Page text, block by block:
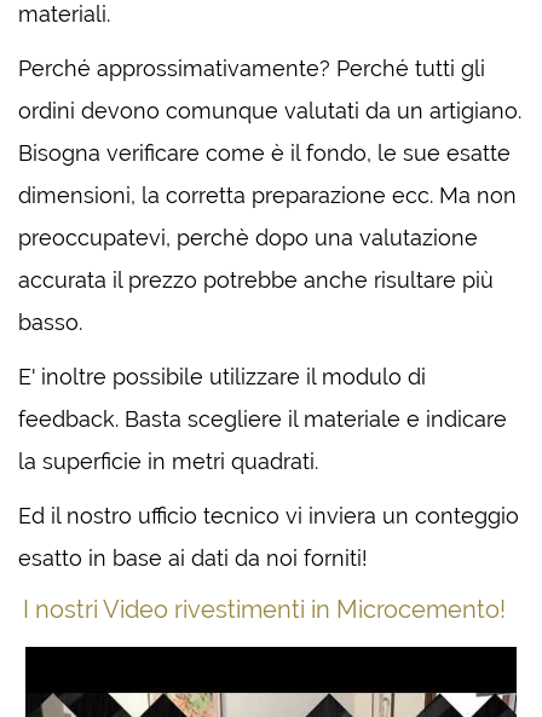
materiali.
Perché approssimativamente? Perché tutti gli
ordini devono comunque valutati da un artigiano.
Bisogna verificare come è il fondo, le sue esatte
dimensioni, la corretta preparazione ecc. Ma non
preoccupatevi, perchè dopo una valutazione
accurata il prezzo potrebbe anche risultare più
basso.
E' inoltre possibile utilizzare il modulo di
feedback. Basta scegliere il materiale e indicare
la superficie in metri quadrati.
Ed il nostro ufficio tecnico vi inviera un conteggio
esatto in base ai dati da noi forniti!
I nostri Video rivestimenti in Microcemento!